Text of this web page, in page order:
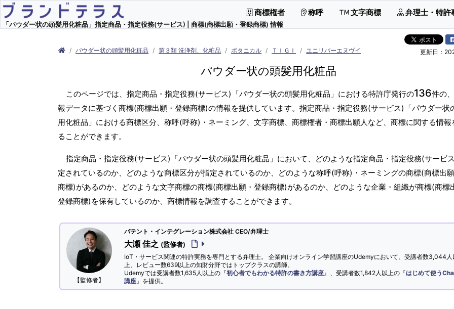
「パウダー状の頭髪用化粧品」指定商品・指定役務(サービス) | 商標(商標出願・登録商標) 情報
商標権者 称呼 文字商標 弁理士・特許
パウダー状の頭髪用化粧品 第３類 洗浄剤、化粧品 ボタニカル ＴＩＧＩ ユニリバーエヌヴイ 更新日：
パウダー状の頭髪用化粧品
このページでは、指定商品・指定役務(サービス)「パウダー状の頭髪用化粧品」における特許庁発行の136件の
報データに基づく商標(商標出願・登録商標)の情報を提供しています。指定商品・指定役務(サービス)「パウダー状
用化粧品」における商標区分、称呼(呼称)・ネーミング、文字商標、商標権者・商標出願人など、商標に関する情報
ることができます。
指定商品・指定役務(サービス)「パウダー状の頭髪用化粧品」において、どのような指定商品・指定役務(サービ
定されているのか、どのような商標区分が指定されているのか、どのような称呼(呼称)・ネーミングの商標(商標出
商標)があるのか、どのような文字商標の商標(商標出願・登録商標)があるのか、どのような企業・組織が商標(商標
登録商標)を保有しているのか、商標情報を調査することができます。
【監修者】
パテント・インテグレーション株式会社 CEO/弁理士
大瀬 佳之 (監修者)
IoT・サービス関連の特許実務を専門とする弁理士。 企業向けオンライン学習講座のUdemyにおいて、受講者数3,044人
上、レビュー数639以上の知財分野ではトップクラスの講師。
Udemyでは受講者数1,635人以上の『初心者でもわかる特許の書き方講座 』、受講者数1,842人以上の『はじめて使う
講座 』を提供。